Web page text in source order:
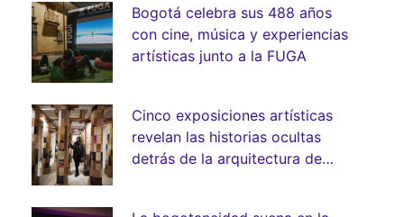
Bogotá celebra sus 488 años
con cine, música y experiencias
artísticas junto a la FUGA
Cinco exposiciones artísticas
revelan las historias ocultas
detrás de la arquitectura de